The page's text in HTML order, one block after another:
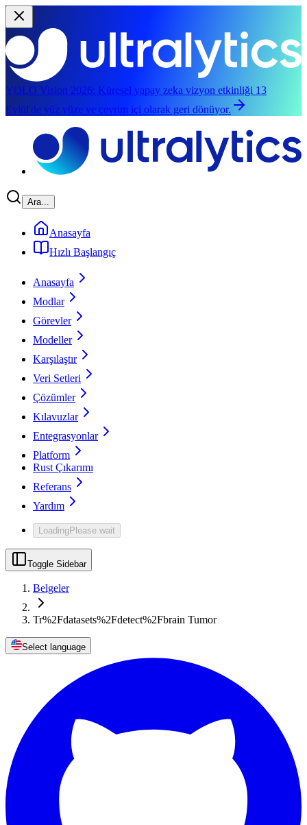
YOLO Vision 2026: Küresel yapay zeka vizyon etkinliği 13
Eylül'de yüz yüze ve çevrim içi olarak geri dönüyor.
Ara...
Anasayfa
Hızlı Başlangıç
Anasayfa
Modlar
Görevler
Modeller
Karşılaştır
Veri Setleri
Çözümler
Kılavuzlar
Entegrasyonlar
Platform
Rust Çıkarımı
Referans
Yardım
LoadingPlease wait
Toggle Sidebar
Belgeler
Tr%2Fdatasets%2Fdetect%2Fbrain Tumor
Select language